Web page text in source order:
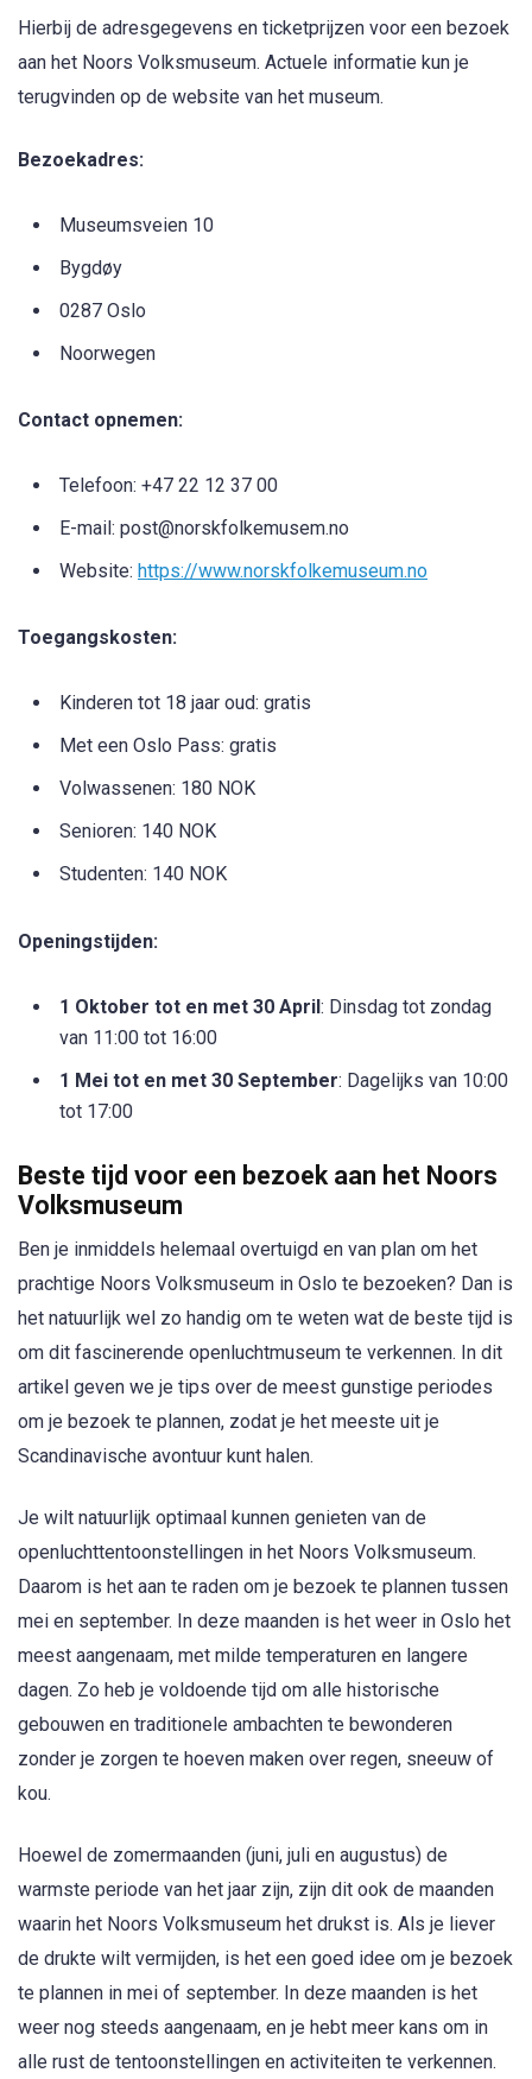
Hierbij de adresgegevens en ticketprijzen voor een bezoek
aan het Noors Volksmuseum. Actuele informatie kun je
terugvinden op de website van het museum.
Bezoekadres:
Museumsveien 10
Bygdøy
0287 Oslo
Noorwegen
Contact opnemen:
Telefoon: +47 22 12 37 00
E-mail: post@norskfolkemusem.no
Website: https://www.norskfolkemuseum.no
Toegangskosten:
Kinderen tot 18 jaar oud: gratis
Met een Oslo Pass: gratis
Volwassenen: 180 NOK
Senioren: 140 NOK
Studenten: 140 NOK
Openingstijden:
1 Oktober tot en met 30 April: Dinsdag tot zondag
van 11:00 tot 16:00
1 Mei tot en met 30 September: Dagelijks van 10:00
tot 17:00
Beste tijd voor een bezoek aan het Noors
Volksmuseum
Ben je inmiddels helemaal overtuigd en van plan om het
prachtige Noors Volksmuseum in Oslo te bezoeken? Dan is
het natuurlijk wel zo handig om te weten wat de beste tijd is
om dit fascinerende openluchtmuseum te verkennen. In dit
artikel geven we je tips over de meest gunstige periodes
om je bezoek te plannen, zodat je het meeste uit je
Scandinavische avontuur kunt halen.
Je wilt natuurlijk optimaal kunnen genieten van de
openluchttentoonstellingen in het Noors Volksmuseum.
Daarom is het aan te raden om je bezoek te plannen tussen
mei en september. In deze maanden is het weer in Oslo het
meest aangenaam, met milde temperaturen en langere
dagen. Zo heb je voldoende tijd om alle historische
gebouwen en traditionele ambachten te bewonderen
zonder je zorgen te hoeven maken over regen, sneeuw of
kou.
Hoewel de zomermaanden (juni, juli en augustus) de
warmste periode van het jaar zijn, zijn dit ook de maanden
waarin het Noors Volksmuseum het drukst is. Als je liever
de drukte wilt vermijden, is het een goed idee om je bezoek
te plannen in mei of september. In deze maanden is het
weer nog steeds aangenaam, en je hebt meer kans om in
alle rust de tentoonstellingen en activiteiten te verkennen.